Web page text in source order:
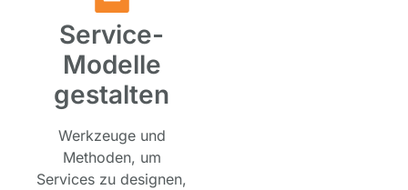
Service-
Modelle
gestalten
Werkzeuge und
Methoden, um
Services zu designen,